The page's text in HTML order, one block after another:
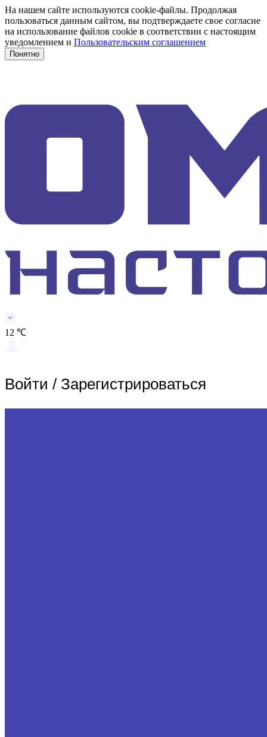
На нашем сайте используются cookie-файлы. Продолжая
пользоваться данным сайтом, вы подтверждаете свое согласие
на использование файлов cookie в соответствии с настоящим
уведомлением и Пользовательским соглашением
Понятно
12 ℃
Войти / Зарегистрироваться